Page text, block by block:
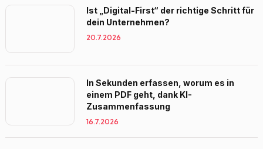
Ist „Digital-First“ der richtige Schritt für
dein Unternehmen?
20.7.2026
In Sekunden erfassen, worum es in
einem PDF geht, dank KI-
Zusammenfassung
16.7.2026